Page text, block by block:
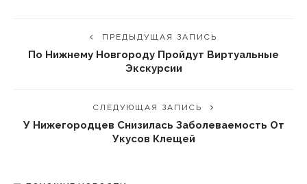
ПРЕДЫДУЩАЯ ЗАПИСЬ
По Нижнему Новгороду Пройдут Виртуальные
Экскурсии
СЛЕДУЮЩАЯ ЗАПИСЬ
У Нижегородцев Снизилась Заболеваемость От
Укусов Клещей